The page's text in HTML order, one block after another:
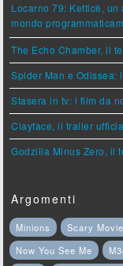
Locarno 79: Ketticè,
mondo
The Echo Chamber, il
Spider Man e Odissea:
Stasera in tv: i film da
Clayface, il trailer
Godzilla Minus Zero, il
Argomenti
Minions Scary Movie
Now You See Me